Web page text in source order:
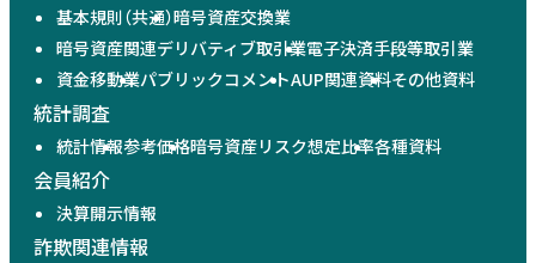
基本規則（共通）暗号資産交換業
暗号資産関連デリバティブ取引業電子決済手段等取引業
資金移動業パブリックコメントAUP関連資料その他資料
統計調査
統計情報参考価格暗号資産リスク想定比率各種資料
会員紹介
決算開示情報
詐欺関連情報